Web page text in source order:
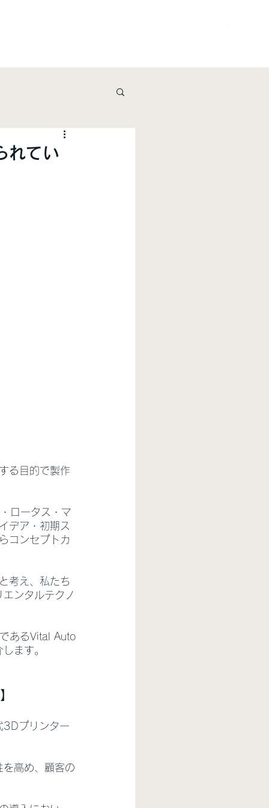
れてい
る目的で製作
ロータス・マ
デア・初期ス
コンセプトカ
考え、私たち
ンタルテクノ
あるVital Auto
ます。
3Dプリンター
高め、顧客の